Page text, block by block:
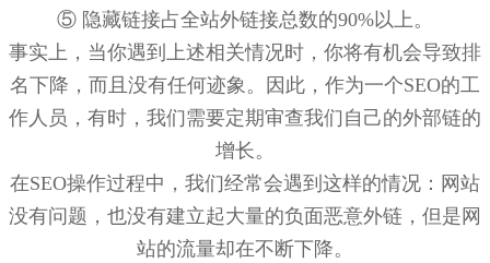
⑤ 隐藏链接占全站外链接总数的90%以上。
事实上，当你遇到上述相关情况时，你将有机会导致排
名下降，而且没有任何迹象。因此，作为一个SEO的工
作人员，有时，我们需要定期审查我们自己的外部链的
增长。
在SEO操作过程中，我们经常会遇到这样的情况：网站
没有问题，也没有建立起大量的负面恶意外链，但是网
站的流量却在不断下降。